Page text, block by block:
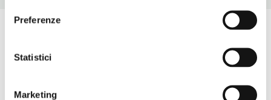
Preferenze
Statistici
Marketing